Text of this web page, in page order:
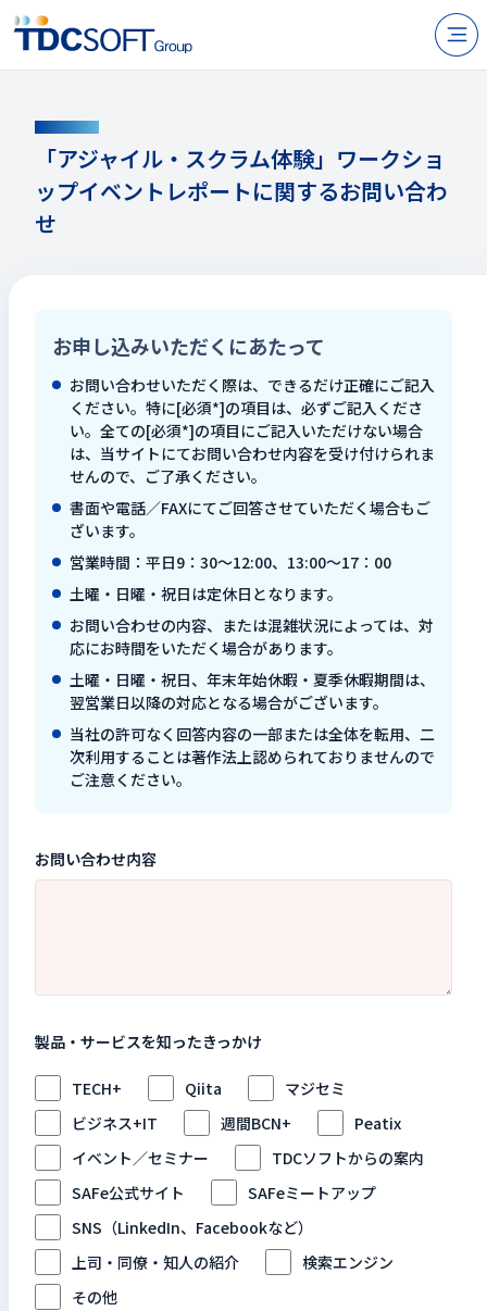
企業情報
採用
IR情報
お問い合わせ
JP
検索キーワードを入力
閉じる
CONTACT
「アジャイル・スクラム体験」ワークショ
ップイベントレポートに関するお問い合わ
せ
お申し込みいただくにあたって
お問い合わせいただく際は、できるだけ正確にご記入
ください。特に[必須*]の項目は、必ずご記入くださ
い。全ての[必須*]の項目にご記入いただけない場合
は、当サイトにてお問い合わせ内容を受け付けられま
せんので、ご了承ください。
書面や電話／FAXにてご回答させていただく場合もご
ざいます。
営業時間：平日9：30～12:00、13:00～17：00
土曜・日曜・祝日は定休日となります。
お問い合わせの内容、または混雑状況によっては、対
応にお時間をいただく場合があります。
土曜・日曜・祝日、年末年始休暇・夏季休暇期間は、
翌営業日以降の対応となる場合がございます。
当社の許可なく回答内容の一部または全体を転用、二
次利用することは著作法上認められておりませんので
ご注意ください。
お問い合わせ内容
製品・サービスを知ったきっかけ
TECH+ Qiita
マジセミ
ビジネス+IT
週間BCN+
Peatix
イベント／セミナー
TDCソフトからの案内
SAFe公式サイト
SAFeミートアップ
SNS（LinkedIn、Facebookなど）
上司・同僚・知人の紹介
検索エンジン
その他